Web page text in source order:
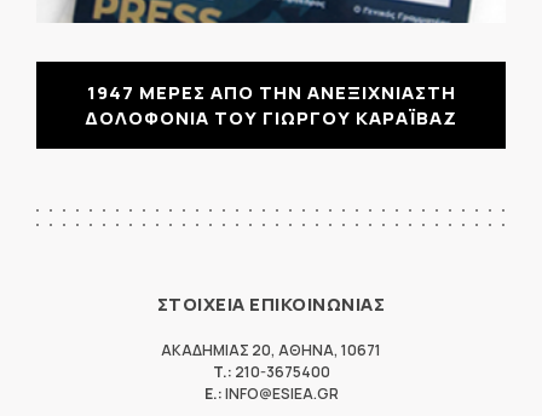
1947 ΜΕΡΕΣ ΑΠΟ ΤΗΝ ΑΝΕΞΙΧΝΙΑΣΤΗ
ΔΟΛΟΦΟΝΙΑ ΤΟΥ ΓΙΩΡΓΟΥ ΚΑΡΑΪΒΑΖ
ΣΤΟΙΧΕΙΑ ΕΠΙΚΟΙΝΩΝΙΑΣ
ΑΚΑΔΗΜΙΑΣ 20, ΑΘΗΝΑ, 10671
T.: 210-3675400
E.:INFO@ESIEA.GR